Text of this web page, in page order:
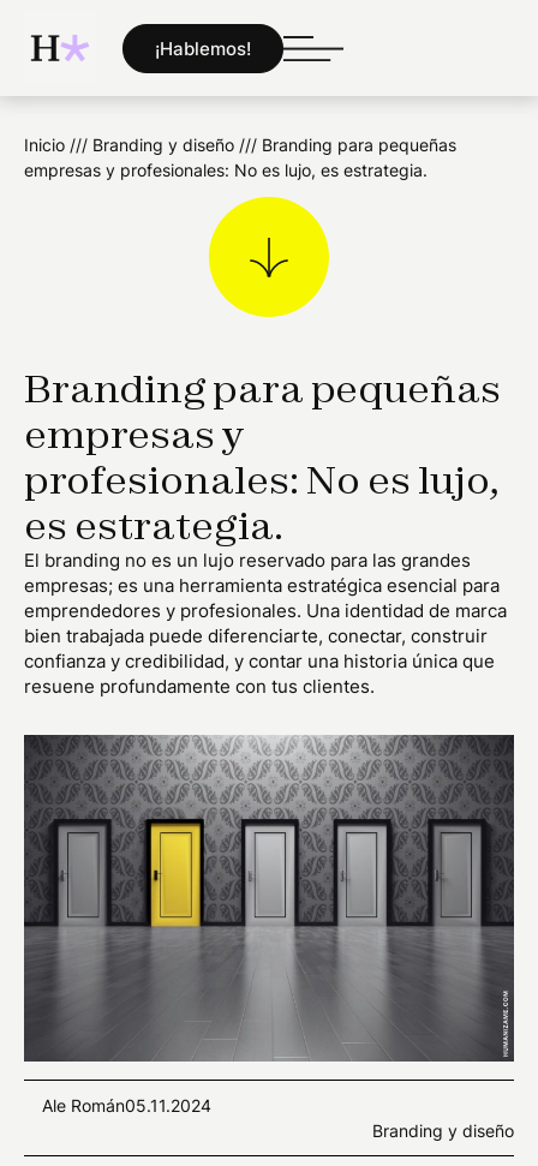
¡Hablemos!
Inicio /// Branding y diseño /// Branding para pequeñas
empresas y profesionales: No es lujo, es estrategia.
Branding para pequeñas
empresas y
profesionales: No es lujo,
es estrategia.
El branding no es un lujo reservado para las grandes
empresas; es una herramienta estratégica esencial para
emprendedores y profesionales. Una identidad de marca
bien trabajada puede diferenciarte, conectar, construir
confianza y credibilidad, y contar una historia única que
resuene profundamente con tus clientes.
Ale Román05.11.2024
Branding y diseño